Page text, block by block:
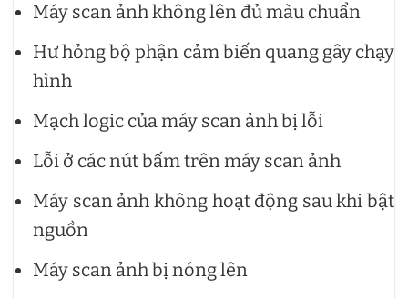
Máy scan ảnh không lên đủ màu chuẩn
Hư hỏng bộ phận cảm biến quang gây chạy
hình
Mạch logic của máy scan ảnh bị lỗi
Lỗi ở các nút bấm trên máy scan ảnh
Máy scan ảnh không hoạt động sau khi bật
nguồn
Máy scan ảnh bị nóng lên